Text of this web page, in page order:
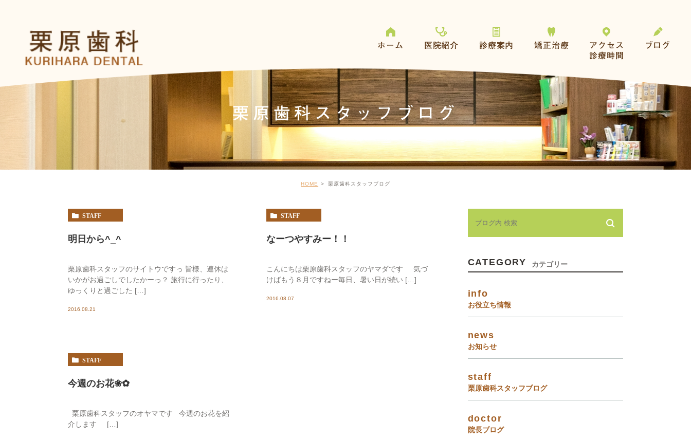
ホーム 医院紹介 診療案内
予防とメンテナンス
歯を失った方へ
その他
矯正治療
こどもの矯正
アクセス
診療時間
ブログ
栗原歯科スタッフブログ
HOME 栗原歯科スタッフブログ
STAFF
明日から^_^
栗原歯科スタッフのサイトウですっ 皆様、連休は
いかがお過ごしでしたかーっ？ 旅行に行ったり、
ゆっくりと過ごした […]
2016.08.21
STAFF
なーつやすみー！！
こんにちは栗原歯科スタッフのヤマダです 気づ
けばもう８月ですねー毎日、暑い日が続い […]
2016.08.07
STAFF
今週のお花❀✿
栗原歯科スタッフのオヤマです 今週のお花を紹
介します […]
CATEGORY カテゴリー
info
お役立ち情報
news
お知らせ
staff
栗原歯科スタッフブログ
doctor
院長ブログ